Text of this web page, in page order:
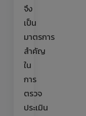
จึง
เป็น
มาตรการ
สำคัญ
ใน
การ
ตรวจ
ประเมิน